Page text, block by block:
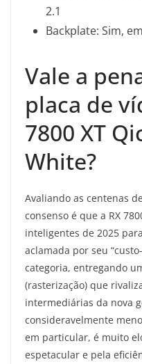
2.1
Backplate: Sim,
Vale a
placa de
7800 XT
White?
Avaliando as centenas
consenso é que a RX
inteligentes de 2025
aclamada por seu
categoria, entregando
(rasterização) que
intermediárias da nova
consideravelmente
em particular, é muito
espetacular e pela